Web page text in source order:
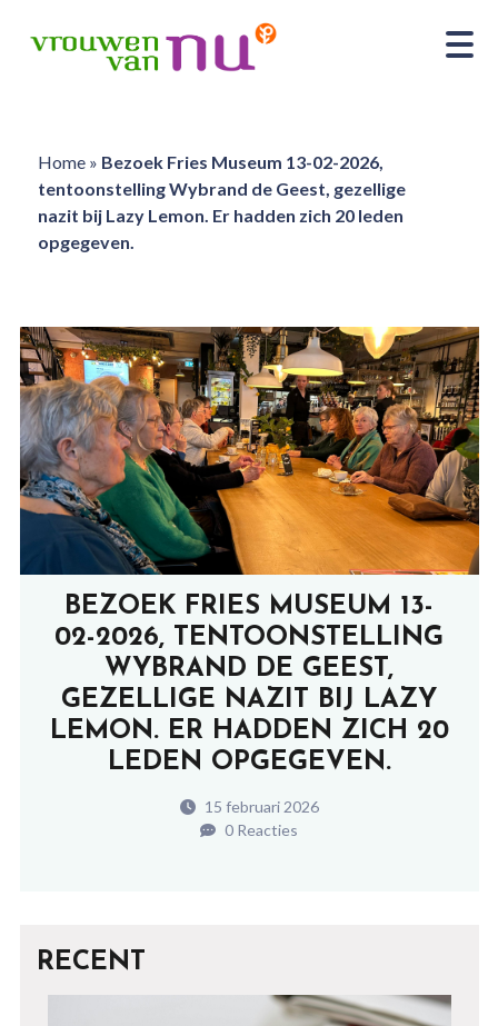
Home» Bezoek Fries Museum 13-02-2026,
tentoonstelling Wybrand de Geest, gezellige
nazit bij Lazy Lemon. Er hadden zich 20 leden
opgegeven.
BEZOEK FRIES MUSEUM 13-
02-2026, TENTOONSTELLING
WYBRAND DE GEEST,
GEZELLIGE NAZIT BIJ LAZY
LEMON. ER HADDEN ZICH 20
LEDEN OPGEGEVEN.
15 februari 2026
0 Reacties
RECENT